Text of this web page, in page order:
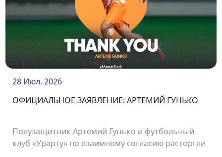
28 Июл. 2026
ОФИЦИАЛЬНОЕ ЗАЯВЛЕНИЕ: АРТЕМИЙ ГУНЬКО
Полузащитник Артемий Гунько и футбольный
клуб «Урарту» по взаимному согласию расторгли